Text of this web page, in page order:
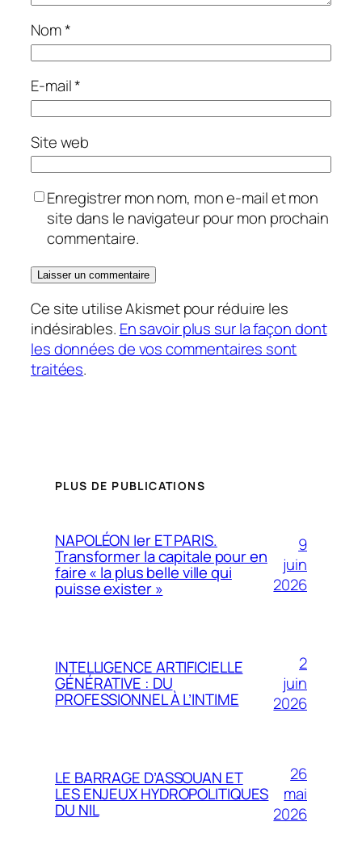
Nom*
E-mail*
Site web
Enregistrer mon nom, mon e-mail et mon
site dans le navigateur pour mon prochain
commentaire.
Ce site utilise Akismet pour réduire les
indésirables. En savoir plus sur la façon dont
les données de vos commentaires sont
traitées.
PLUS DE PUBLICATIONS
NAPOLÉON Ier ET PARIS.
Transformer la capitale pour en
faire « la plus belle ville qui
puisse exister »
9
juin
2026
INTELLIGENCE ARTIFICIELLE
GÉNÉRATIVE : DU
PROFESSIONNEL À L’INTIME
2
juin
2026
LE BARRAGE D’ASSOUAN ET
LES ENJEUX HYDROPOLITIQUES
DU NIL
26
mai
2026